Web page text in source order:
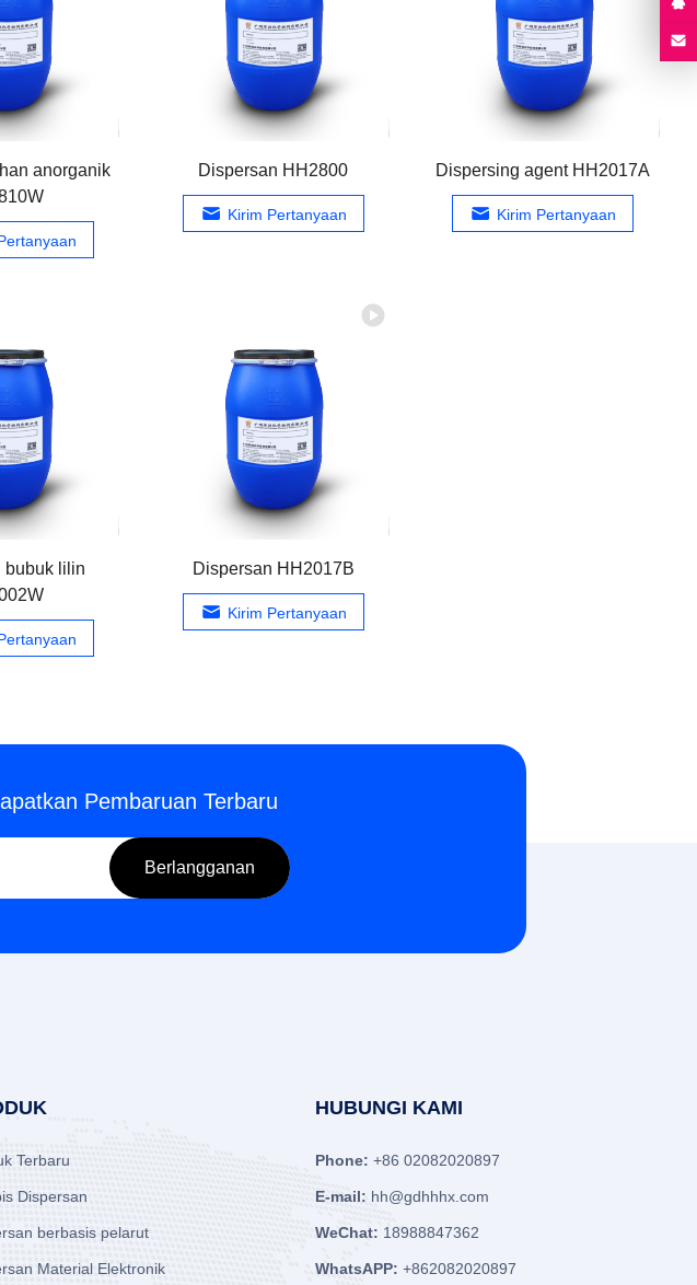
anorganik
Dispersan HH2800
Kirim Pertanyaan
Dispersing agent HH2017A
Kirim Pertanyaan
bubuk lilin
Dispersan HH2017B
Kirim Pertanyaan
Pembaruan Terbaru
Terbaru
Dispersan
berbasis pelarut
Material Elektronik
HUBUNGI KAMI
Phone: +86 02082020897
E-mail: hh@gdhhhx.com
WeChat: 18988847362
WhatsAPP: +862082020897